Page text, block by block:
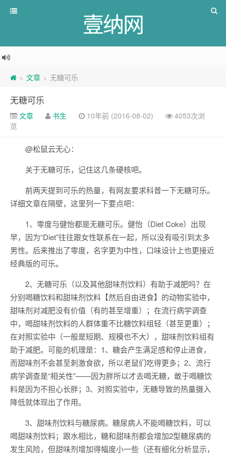
壹纳网
> 文章 > 无糖可乐
无糖可乐
文章 书生 10年前 (2016-08-02)
4053次浏
览
@松鼠云无心：
关于无糖可乐，记住这几条硬核吧。
前两天提到可乐的热量，有网友要求科普一下无糖可乐。
详细文章在隔壁，这里列一下要点吧：
1、零度与健怡都是无糖可乐。健怡（Diet Coke）出现
早，因为“Diet”往往跟女性联系在一起，所以没有吸引到太多
男性。后来推出了零度，名字更为中性，口味设计上也更接近
经典版的可乐。
2、无糖可乐（以及其他甜味剂饮料）有助于减肥吗？在
分别喝糖饮料和甜味剂饮料【然后自由进食】的动物实验中，
甜味剂对减肥没有价值（有的甚至增重）；在流行病学调查
中，喝甜味剂饮料的人群体重不比糖饮料组轻（甚至更重）；
在对照实验中（一般是短期、规模也不大），甜味剂饮料组有
助于减肥。可能的机理是：1、糖会产生满足感和停止进食，
而甜味剂不会甚至刺激食欲，所以老鼠们吃得更多；2、流行
病学调查是“相关性”——因为胖所以才去喝无糖，敢于喝糖饮
料是因为不担心长胖；3、对照实验中，无糖导致的热量摄入
降低就体现出了作用。
3、甜味剂饮料与糖尿病。糖尿病人不能喝糖饮料，可以
喝甜味剂饮料；跟水相比，糖和甜味剂都会增加2型糖尿病的
发生风险，但甜味剂增加得幅度小一些（还有细化分析显示，